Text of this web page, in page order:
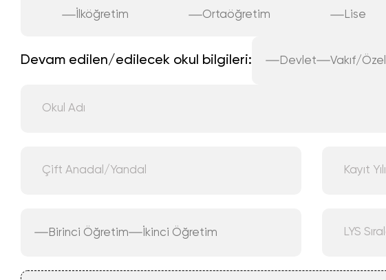
İlköğretim Ortaöğretim Lise
Devam edilen/edilecek okul bilgileri: Devlet Vakıf/Özel
Birinci Öğretim İkinci Öğretim